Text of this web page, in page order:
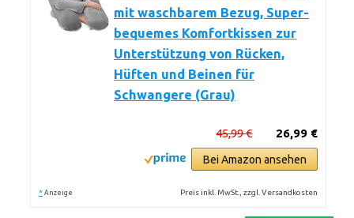
mit waschbarem Bezug, Super-
bequemes Komfortkissen zur
Unterstützung von Rücken,
Hüften und Beinen für
Schwangere (Grau)
26,99 €
45,99 €
Bei Amazon ansehen
* Anzeige Preis inkl. MwSt., zzgl. Versandkosten